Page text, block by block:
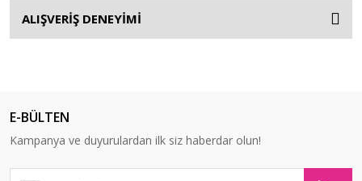
ALIŞVERİŞ DENEYİMİ
E-BÜLTEN
Kampanya ve duyurulardan ilk siz haberdar olun!